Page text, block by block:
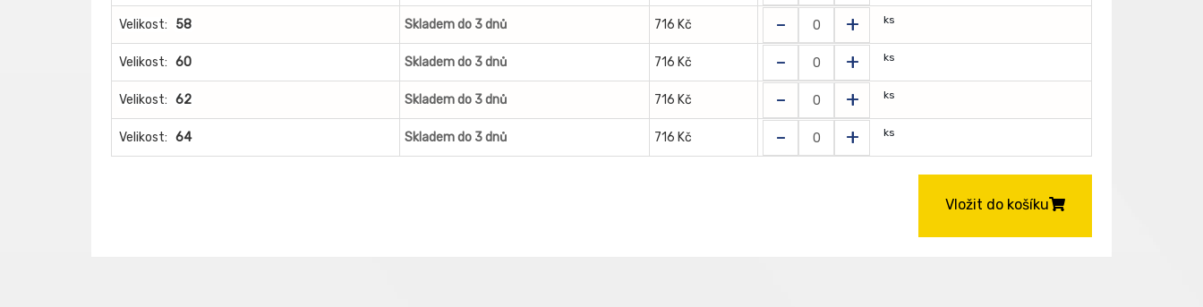
Velikost: 58 Skladem do 3 dnů 716 Kč - + ks
Velikost: 60 Skladem do 3 dnů 716 Kč - + ks
Velikost: 62 Skladem do 3 dnů 716 Kč - + ks
Velikost: 64 Skladem do 3 dnů 716 Kč - + ks
Vložit do košíku